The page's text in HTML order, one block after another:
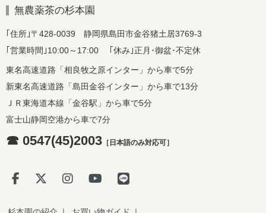
無農薬茶の杉本園
｢住所｣〒428-0039 静岡県島田市金谷猪土居3769-3
｢営業時間｣10:00～17:00 ｢休み｣正月･御盆･不定休
東名高速道路「相良牧之原インター」から車で5分
新東名高速道路「島田金谷インター」から車で13分
ＪＲ東海道本線「金谷駅」から車で5分
富士山静岡空港から車で7分
☎ 0547(45)2003 ［日本語のみ対応可］